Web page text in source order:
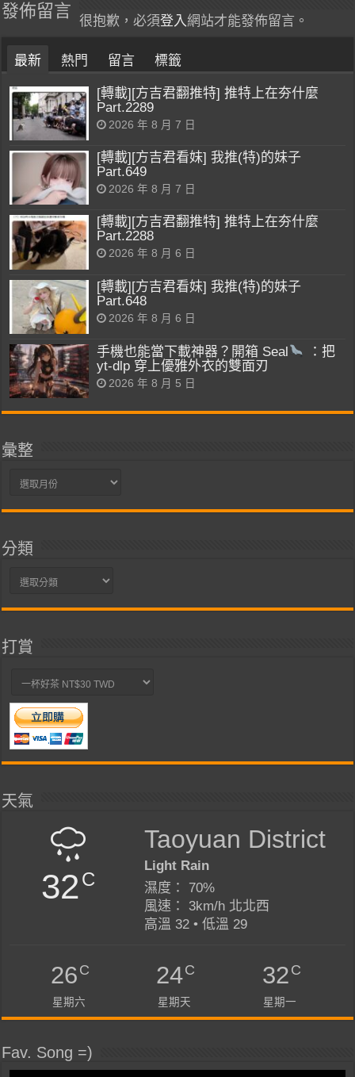
發佈留言
很抱歉，必須登入網站才能發佈留言。
最新 熱門 留言 標籤
[轉載][方吉君翻推特] 推特上在夯什麼
Part.2289
2026 年 8 月 7 日
[轉載][方吉君看妹] 我推(特)的妹子
Part.649
2026 年 8 月 7 日
[轉載][方吉君翻推特] 推特上在夯什麼
Part.2288
2026 年 8 月 6 日
[轉載][方吉君看妹] 我推(特)的妹子
Part.648
2026 年 8 月 6 日
手機也能當下載神器？開箱 Seal
：把
yt-dlp 穿上優雅外衣的雙面刃
2026 年 8 月 5 日
彙整
彙
分類
分
打賞
天氣
32C
Taoyuan District
Light Rain
濕度： 70%
風速： 3km/h 北北西
高溫 32 • 低溫 29
26C
星期六
24C
星期天
32C
星期一
Fav. Song =)